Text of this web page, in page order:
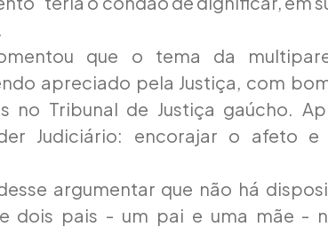
que o tema da
apreciado pela Justiça, com
no Tribunal de Justiça gaúcho.
Judiciário: encorajar o afeto
argumentar que não há
dois pais - um pai e uma mãe -